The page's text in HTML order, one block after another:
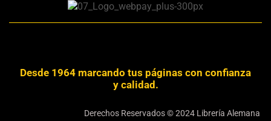
Desde 1964 marcando tus páginas con confianza
y calidad.
Derechos Reservados © 2024 Librería Alemana